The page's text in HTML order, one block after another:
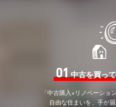
01中古を買っ
「中古購入+リノベーショ
自由な住まいを、手が